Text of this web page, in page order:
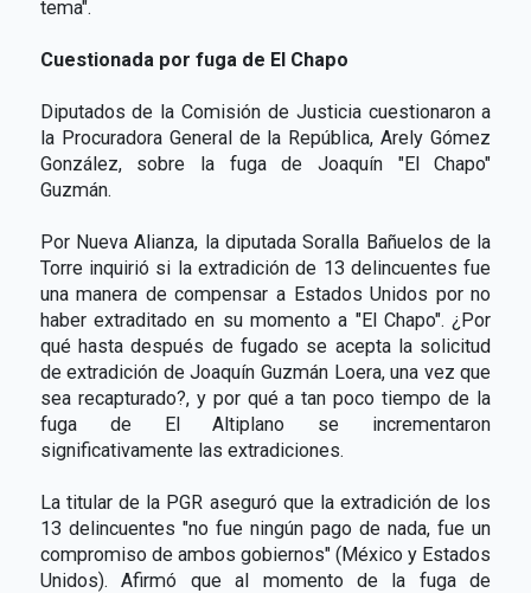
tema".
Cuestionada por fuga de El Chapo
Diputados de la Comisión de Justicia cuestionaron a
la Procuradora General de la República, Arely Gómez
González, sobre la fuga de Joaquín "El Chapo"
Guzmán.
Por Nueva Alianza, la diputada Soralla Bañuelos de la
Torre inquirió si la extradición de 13 delincuentes fue
una manera de compensar a Estados Unidos por no
haber extraditado en su momento a "El Chapo". ¿Por
qué hasta después de fugado se acepta la solicitud
de extradición de Joaquín Guzmán Loera, una vez que
sea recapturado?, y por qué a tan poco tiempo de la
fuga de El Altiplano se incrementaron
significativamente las extradiciones.
La titular de la PGR aseguró que la extradición de los
13 delincuentes "no fue ningún pago de nada, fue un
compromiso de ambos gobiernos" (México y Estados
Unidos). Afirmó que al momento de la fuga de